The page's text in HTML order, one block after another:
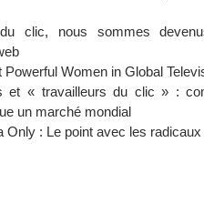
clic, nous sommes
Powerful Women in Global
et « travailleurs du clic » :
un marché mondial
Only : Le point avec les radicaux